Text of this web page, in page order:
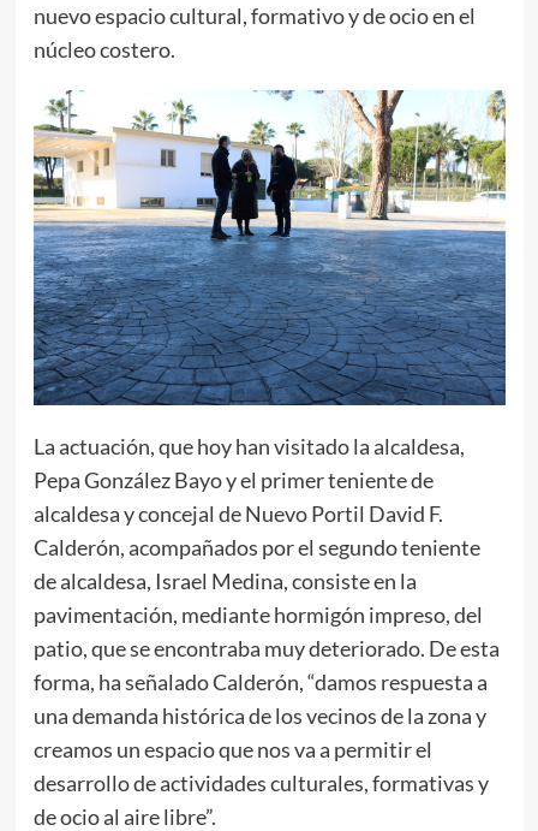
nuevo espacio cultural, formativo y de ocio en el
núcleo costero.
La actuación, que hoy han visitado la alcaldesa,
Pepa González Bayo y el primer teniente de
alcaldesa y concejal de Nuevo Portil David F.
Calderón, acompañados por el segundo teniente
de alcaldesa, Israel Medina, consiste en la
pavimentación, mediante hormigón impreso, del
patio, que se encontraba muy deteriorado. De esta
forma, ha señalado Calderón, “damos respuesta a
una demanda histórica de los vecinos de la zona y
creamos un espacio que nos va a permitir el
desarrollo de actividades culturales, formativas y
de ocio al aire libre”.